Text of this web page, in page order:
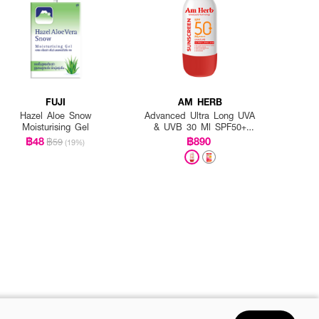
FUJI
Hazel Aloe Snow
Moisturising Gel
฿48฿59 (19%)
AM HERB
Advanced Ultra Long UVA
& UVB 30 Ml SPF50+
PA++++
฿890